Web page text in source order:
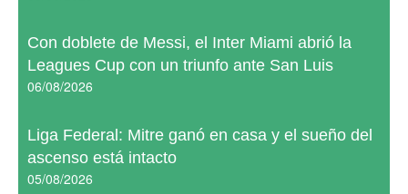
Con doblete de Messi, el Inter Miami abrió la
Leagues Cup con un triunfo ante San Luis
06/08/2026
Liga Federal: Mitre ganó en casa y el sueño del
ascenso está intacto
05/08/2026